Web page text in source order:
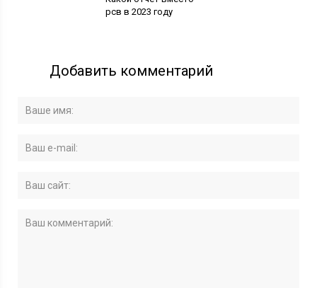
рсв в 2023 году
Добавить комментарий